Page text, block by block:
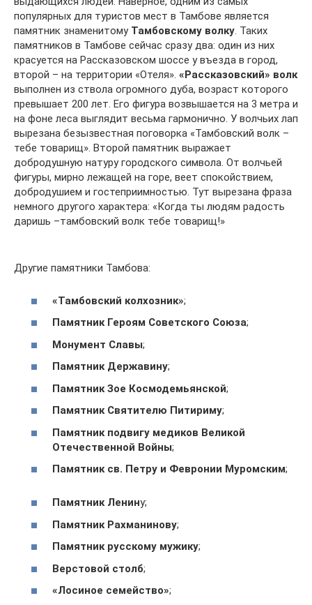
популярных для туристов мест в Тамбове является
памятник знаменитому Тамбовскому волку. Таких
памятников в Тамбове сейчас сразу два: один из них
красуется на Рассказовском шоссе у въезда в город,
второй – на территории «Отеля». «Рассказовский» волк
выполнен из ствола огромного дуба, возраст которого
превышает 200 лет. Его фигура возвышается на 3 метра и
на фоне леса выглядит весьма гармонично. У волчьих лап
вырезана безызвестная поговорка «Тамбовский волк –
тебе товарищ». Второй памятник выражает
добродушную натуру городского символа. От волчьей
фигуры, мирно лежащей на горе, веет спокойствием,
добродушием и гостеприимностью. Тут вырезана фраза
немного другого характера: «Когда ты людям радость
даришь –тамбовский волк тебе товарищ!»
Другие памятники Тамбова:
«Тамбовский колхозник»;
Памятник Героям Советского Союза;
Монумент Славы;
Памятник Державину;
Памятник Зое Космодемьянской;
Памятник Святителю Питириму;
Памятник подвигу медиков Великой
Отечественной Войны;
Памятник св. Петру и Февронии Муромским;
Памятник Ленину;
Памятник Рахманинову;
Памятник русскому мужику;
Верстовой столб;
«Лосиное семейство»;